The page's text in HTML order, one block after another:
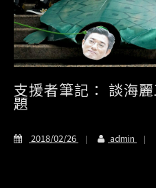
支援者筆記： 談海
題
2018/02/26 admin